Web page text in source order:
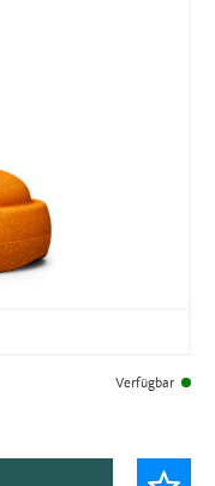
Verfügbar